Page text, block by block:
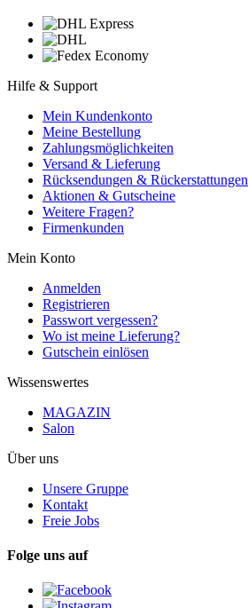
Hilfe & Support
Mein Kundenkonto
Meine Bestellung
Zahlungsmöglichkeiten
Versand & Lieferung
Rücksendungen & Rückerstattungen
Aktionen & Gutscheine
Weitere Fragen?
Firmenkunden
Mein Konto
Anmelden
Registrieren
Passwort vergessen?
Wo ist meine Lieferung?
Gutschein einlösen
Wissenswertes
MAGAZIN
Salon
Über uns
Unsere Gruppe
Kontakt
Freie Jobs
Folge uns auf